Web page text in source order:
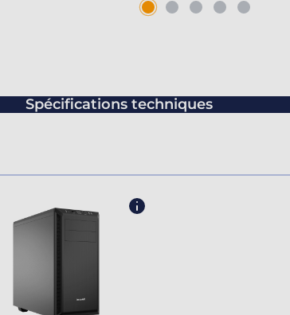
Spécifications techniques